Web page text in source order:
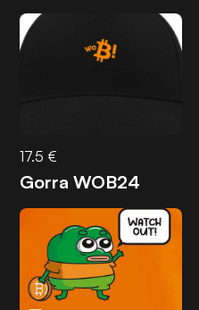
17.5 €
Gorra WOB24